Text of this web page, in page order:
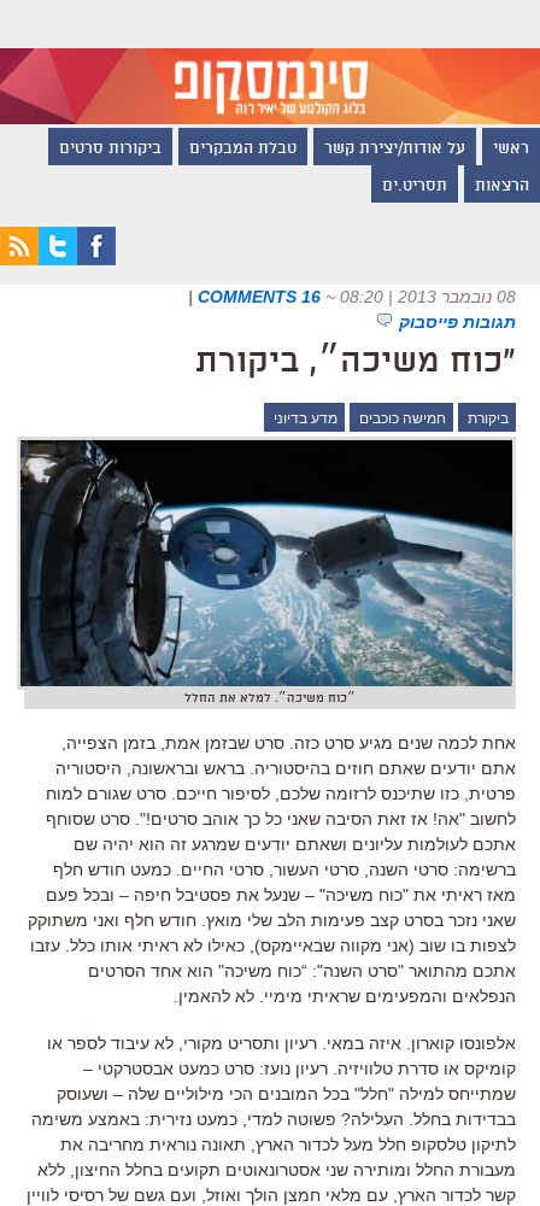
ראשי על אודות/יצירת קשר טבלת המבקרים ביקורות סרטים
הרצאות תסריט.ים
08 נובמבר 2013 | 08:20 ~
16 COMMENTS
|
תגובות פייסבוק
"כוח משיכה״, ביקורת
ביקורת חמישה כוכבים מדע בדיוני
״כוח משיכה״. למלא את החלל
אחת לכמה שנים מגיע סרט כזה. סרט שבזמן אמת, בזמן הצפייה,
אתם יודעים שאתם חוזים בהיסטוריה. בראש ובראשונה, היסטוריה
פרטית, כזו שתיכנס לרזומה שלכם, לסיפור חייכם. סרט שגורם למוח
לחשוב "אה! אז זאת הסיבה שאני כל כך אוהב סרטים!". סרט שסוחף
אתכם לעולמות עליונים ושאתם יודעים שמרגע זה הוא יהיה שם
ברשימה: סרטי השנה, סרטי העשור, סרטי החיים. כמעט חודש חלף
מאז ראיתי את "כוח משיכה" – שנעל את פסטיבל חיפה – ובכל פעם
שאני נזכר בסרט קצב פעימות הלב שלי מואץ. חודש חלף ואני משתוקק
לצפות בו שוב (אני מקווה שבאיימקס), כאילו לא ראיתי אותו כלל. עזבו
אתכם מהתואר "סרט השנה": “כוח משיכה" הוא אחד הסרטים
הנפלאים והמפעימים שראיתי מימיי. לא להאמין.
אלפונסו קוארון. איזה במאי. רעיון ותסריט מקורי, לא עיבוד לספר או
קומיקס או סדרת טלוויזיה. רעיון נועז: סרט כמעט אבסטרקטי –
שמתייחס למילה "חלל" בכל המובנים הכי מילוליים שלה – ושעוסק
בבדידות בחלל. העלילה? פשוטה למדי, כמעט נזירית: באמצע משימה
לתיקון טלסקופ חלל מעל לכדור הארץ, תאונה נוראית מחריבה את
מעבורת החלל ומותירה שני אסטרונאוטים תקועים בחלל החיצון, ללא
קשר לכדור הארץ, עם מלאי חמצן הולך ואוזל, ועם גשם של רסיסי לוויין